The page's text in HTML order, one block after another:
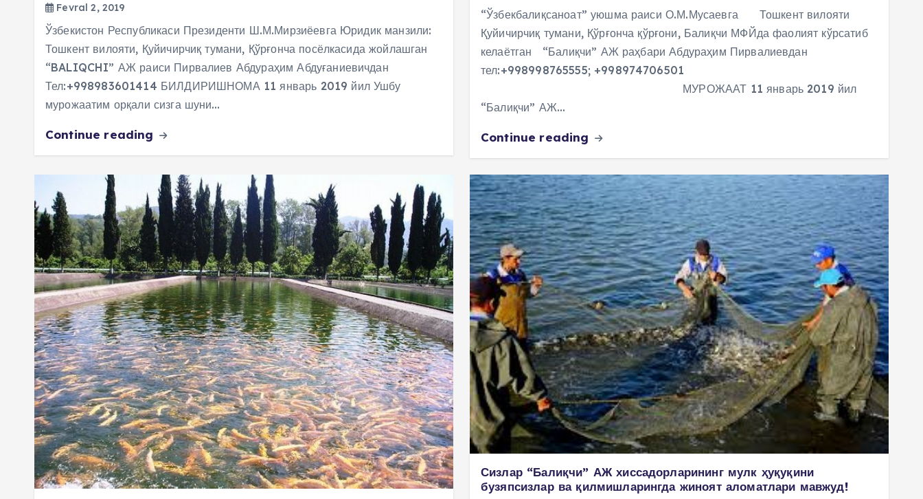
Fevral 2, 2019
Ўзбекистон Республикаси Президенти Ш.М.Мирзиёевга Юридик манзили:
Тошкент вилояти, Қуйичирчиқ тумани, Қўрғонча посёлкасида жойлашган
“BALIQCHI” АЖ раиси Пирвалиев Абдураҳим Абдуғаниевичдан
Тел:+998983601414 БИЛДИРИШНОМА 11 январь 2019 йил Ушбу
мурожаатим орқали сизга шуни…
Continue reading
“Ўзбекбалиқсаноат” уюшма раиси О.М.Мусаевга Тошкент вилояти
Қуйичирчиқ тумани, Қўрғонча қўрғони, Балиқчи МФЙда фаолият кўрсатиб
келаётган “Балиқчи” АЖ раҳбари Абдураҳим Пирвалиевдан
тел:+998998765555; +998974706501
МУРОЖААТ 11 январь 2019 йил
“Балиқчи” АЖ…
Continue reading
Сизлар “Балиқчи” АЖ хиссадорларининг мулк ҳуқуқини
бузяпсизлар ва қилмишларингда жиноят аломатлари мавжуд!